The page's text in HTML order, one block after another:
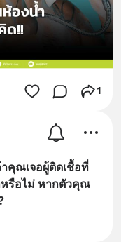
1
คุณเจอผู้ติดเชื้อที่
หรือไม่ หากตัวคุณ